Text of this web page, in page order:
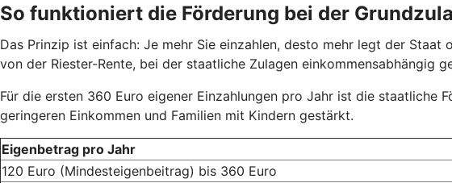
So funktioniert die Förderung bei der
Das Prinzip ist einfach: Je mehr Sie einzahlen, desto mehr legt der
von der Riester-Rente, bei der staatliche Zulagen einkommensabhängig
Für die ersten 360 Euro eigener Einzahlungen pro Jahr ist die
geringeren Einkommen und Familien mit Kindern gestärkt.
Eigenbetrag pro Jahr
120 Euro (Mindesteigenbeitrag) bis 360 Euro